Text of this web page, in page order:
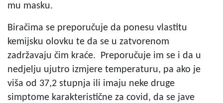
mu masku.
Biračima se preporučuje da ponesu vlastitu
kemijsku olovku te da se u zatvorenom
zadržavaju čim kraće. Preporučuje im se i da u
nedjelju ujutro izmjere temperaturu, pa ako je
viša od 37,2 stupnja ili imaju neke druge
simptome karakteristične za covid, da se jave